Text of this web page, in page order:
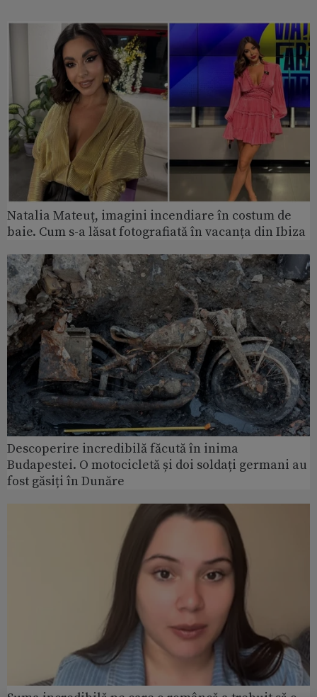
Natalia Mateuț, imagini incendiare în costum de
baie. Cum s-a lăsat fotografiată în vacanța din Ibiza
Descoperire incredibilă făcută în inima
Budapestei. O motocicletă și doi soldați germani au
fost găsiți în Dunăre